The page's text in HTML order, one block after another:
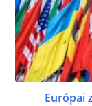
Európai